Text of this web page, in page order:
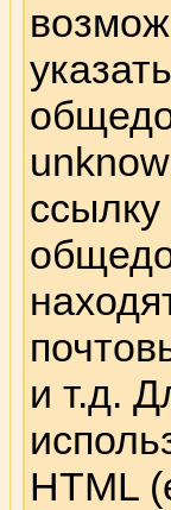
и т.д.
HTML